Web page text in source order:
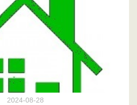
2024-08-28